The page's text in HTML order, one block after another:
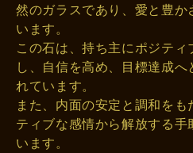
然のガラスであり、愛と豊か
います。
この石は、持ち主にポジテ
し、自信を高め、目標達成
れています。
また、内面の安定と調和を
ティブな感情から解放する
います。